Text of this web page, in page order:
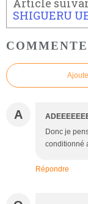
A
Donc je
conditionné
Répondre